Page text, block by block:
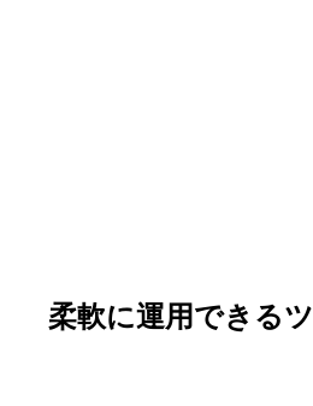
柔軟に運用できる